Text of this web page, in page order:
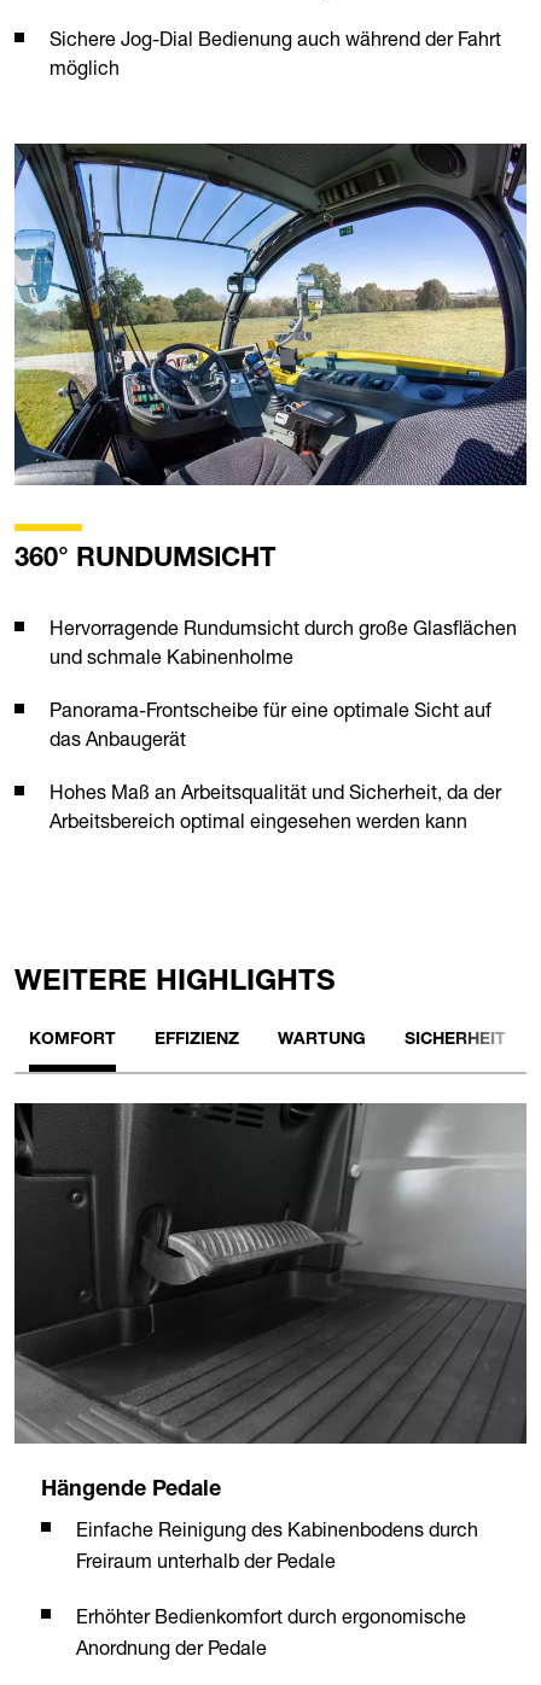
Sichere Jog-Dial Bedienung auch während der Fahrt
möglich
360° RUNDUMSICHT
Hervorragende Rundumsicht durch große Glasflächen
und schmale Kabinenholme
Panorama-Frontscheibe für eine optimale Sicht auf
das Anbaugerät
Hohes Maß an Arbeitsqualität und Sicherheit, da der
Arbeitsbereich optimal eingesehen werden kann
WEITERE HIGHLIGHTS
KOMFORT EFFIZIENZ WARTUNG SICHERHEIT
Hängende Pedale
Einfache Reinigung des Kabinenbodens durch
Freiraum unterhalb der Pedale
Erhöhter Bedienkomfort durch ergonomische
Anordnung der Pedale